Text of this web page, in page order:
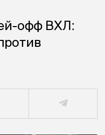
офф ВХЛ: